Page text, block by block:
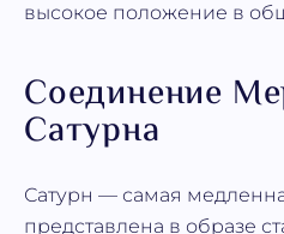
высокое положение в
Соединение
Сатурна
Сатурн — самая
представлена в образе